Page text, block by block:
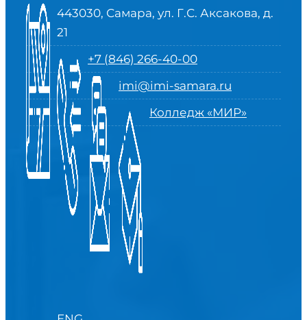
443030, Самара, ул. Г.С. Аксакова, д.
21
+7 (846) 266-40-00
imi@imi-samara.ru
Колледж «МИР»